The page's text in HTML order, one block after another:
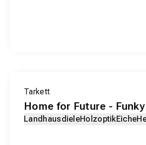
EXKLUSIV-PRODUKT
Tarkett
Home for Future -
LandhausdieleHolzoptikEiche